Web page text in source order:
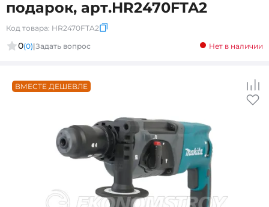
подарок, арт.HR2470FTA2
Код товара: HR2470FTA2
0(0)|Задать вопрос Нет в наличии
ВМЕСТЕ ДЕШЕВЛЕ